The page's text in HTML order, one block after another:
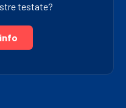
testate?